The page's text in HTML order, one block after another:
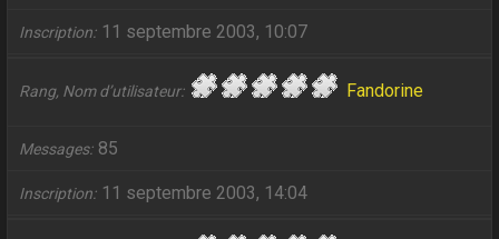
Inscription 11 septembre 2003, 10:07
Rang, Nom d’utilisateur Fandorine
Messages 85
Inscription 11 septembre 2003, 14:04